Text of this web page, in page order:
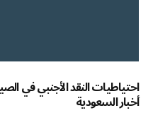
أخبار السعودية